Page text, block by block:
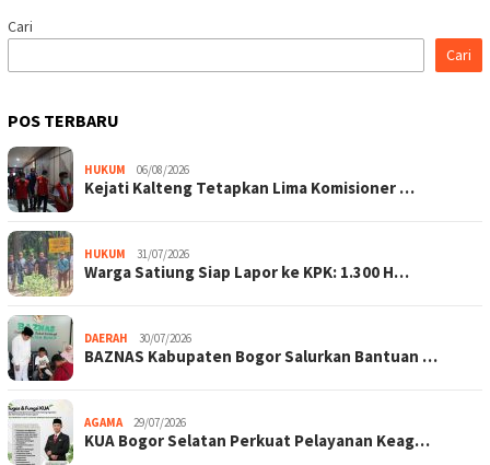
Cari
Cari
POS TERBARU
HUKUM 06/08/2026
Kejati Kalteng Tetapkan Lima Komisioner …
HUKUM 31/07/2026
Warga Satiung Siap Lapor ke KPK: 1.300 H…
DAERAH 30/07/2026
BAZNAS Kabupaten Bogor Salurkan Bantuan …
AGAMA 29/07/2026
KUA Bogor Selatan Perkuat Pelayanan Keag…